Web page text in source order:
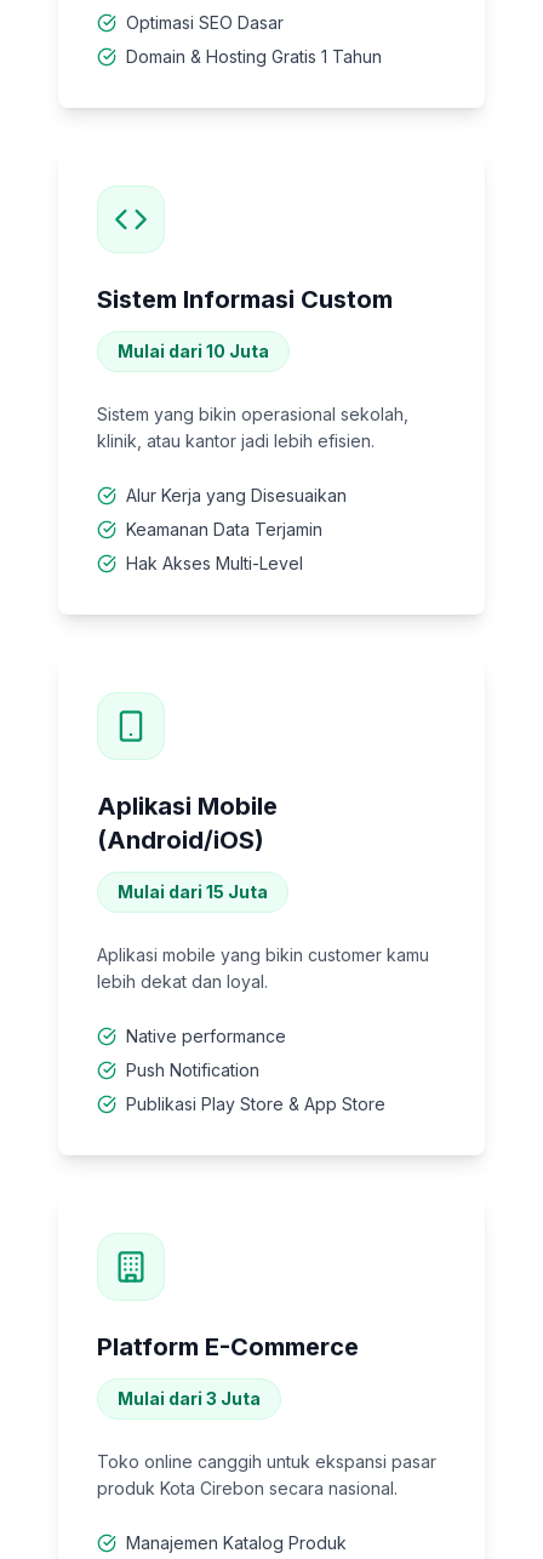
Optimasi SEO Dasar
Domain & Hosting Gratis 1 Tahun
Sistem Informasi Custom
Mulai dari 10 Juta
Sistem yang bikin operasional sekolah,
klinik, atau kantor jadi lebih efisien.
Alur Kerja yang Disesuaikan
Keamanan Data Terjamin
Hak Akses Multi-Level
Aplikasi Mobile
(Android/iOS)
Mulai dari 15 Juta
Aplikasi mobile yang bikin customer kamu
lebih dekat dan loyal.
Native performance
Push Notification
Publikasi Play Store & App Store
Platform E-Commerce
Mulai dari 3 Juta
Toko online canggih untuk ekspansi pasar
produk Kota Cirebon secara nasional.
Manajemen Katalog Produk